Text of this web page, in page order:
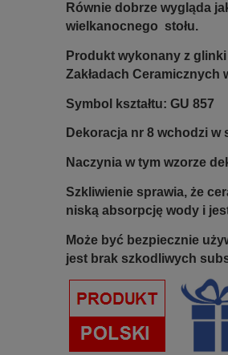
Równie dobrze wygląda
wielkanocnego stołu.
Produkt wykonany z
Zakładach Ceramicznych
Symbol kształtu: GU 857
Dekoracja nr 8 wchodzi w
Naczynia w tym wzorze
Szkliwienie sprawia, że
niską absorpcję wody i
Może być bezpiecznie
jest brak szkodliwych